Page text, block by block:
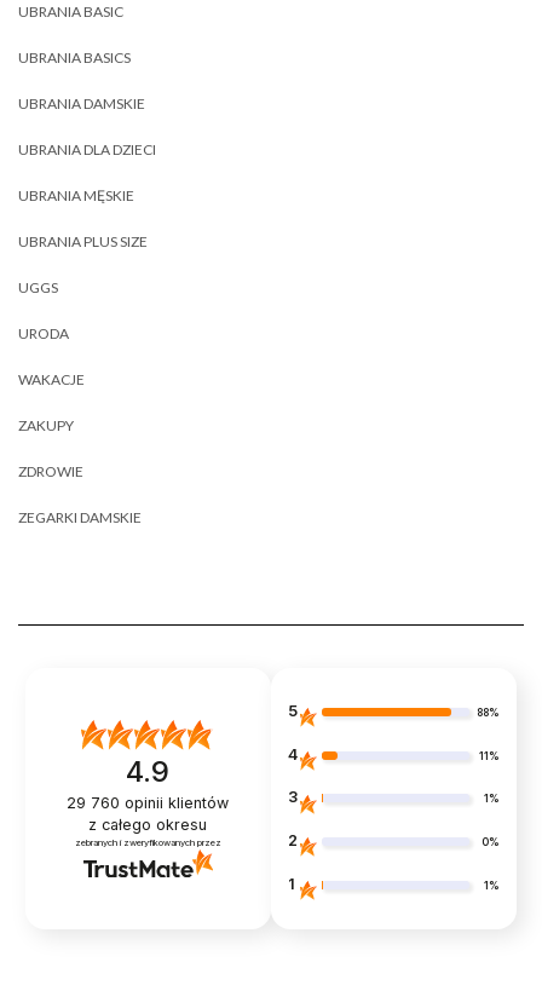
UBRANIA BASIC
UBRANIA BASICS
UBRANIA DAMSKIE
UBRANIA DLA DZIECI
UBRANIA MĘSKIE
UBRANIA PLUS SIZE
UGGS
URODA
WAKACJE
ZAKUPY
ZDROWIE
ZEGARKI DAMSKIE
4.9
29 760 opinii klientów
z całego okresu
zebranych i zweryfikowanych przez
5 88%
4 11%
3 1%
2 0%
1 1%